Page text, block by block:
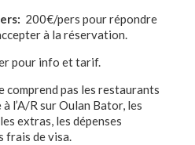
200€/pers pour répondre
à la réservation.
pour info et tarif.
pas les restaurants
l’A/R sur Oulan Bator, les
extras, les dépenses
frais de visa.